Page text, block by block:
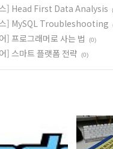
] Head First Data Analysis
] MySQL Troubleshooting
] 프로그래머로 사는 법 (0)
] 스마트 플랫폼 전략 (0)